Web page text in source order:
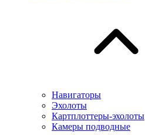
Навигаторы
Эхолоты
Картплоттеры-эхолоты
Камеры подводные